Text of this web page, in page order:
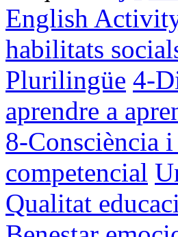
English
habilitats
Plurilingüe 4-
aprendre a
8-Consciència
competencial
Qualitat